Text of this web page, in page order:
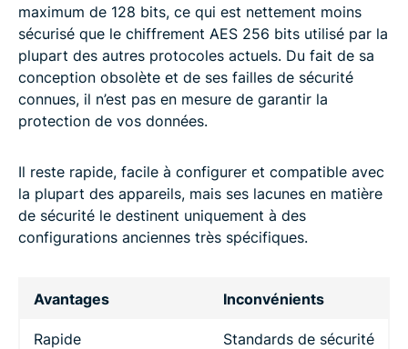
maximum de 128 bits, ce qui est nettement moins
sécurisé que le chiffrement AES 256 bits utilisé par la
plupart des autres protocoles actuels. Du fait de sa
conception obsolète et de ses failles de sécurité
connues, il n’est pas en mesure de garantir la
protection de vos données.
Il reste rapide, facile à configurer et compatible avec
la plupart des appareils, mais ses lacunes en matière
de sécurité le destinent uniquement à des
configurations anciennes très spécifiques.
Avantages Inconvénients
Rapide
Standards de sécurité